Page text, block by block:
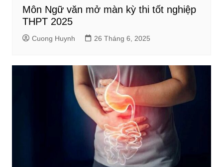
Môn Ngữ văn mở màn kỳ thi tốt nghiệp
THPT 2025
Cuong Huynh 26 Tháng 6, 2025